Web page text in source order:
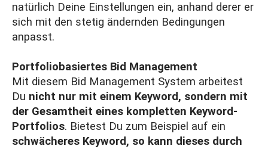
natürlich Deine Einstellungen ein, anhand derer er
sich mit den stetig ändernden Bedingungen
anpasst.
Portfoliobasiertes Bid Management
Mit diesem Bid Management System arbeitest
Du nicht nur mit einem Keyword, sondern mit
der Gesamtheit eines kompletten Keyword-
Portfolios. Bietest Du zum Beispiel auf ein
schwächeres Keyword, so kann dieses durch